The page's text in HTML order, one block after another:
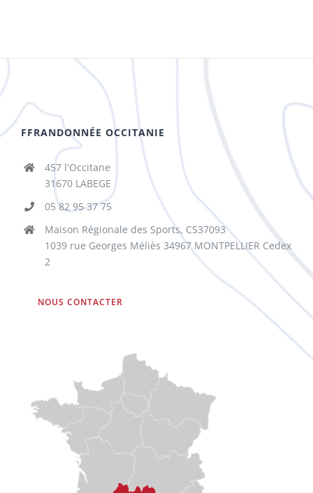
FFRANDONNÉE OCCITANIE
457 l'Occitane
31670 LABEGE
05 82 95 37 75
Maison Régionale des Sports, CS37093
1039 rue Georges Méliès 34967 MONTPELLIER Cedex
2
NOUS CONTACTER